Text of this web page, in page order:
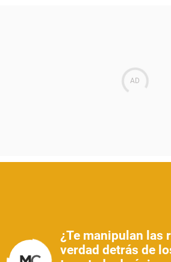
¿Te manipulan las
verdad detrás de